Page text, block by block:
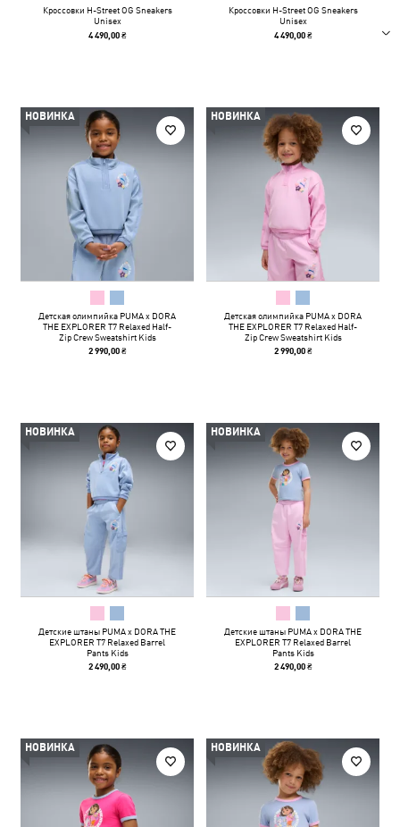
Кроссовки H-Street OG Sneakers
Unisex
4 490,00 ₴
Кроссовки H-Street OG Sneakers
Unisex
4 490,00 ₴
НОВИНКА
Детская олимпийка PUMA x DORA
THE EXPLORER T7 Relaxed Half-
Zip Crew Sweatshirt Kids
2 990,00 ₴
НОВИНКА
Детская олимпийка PUMA x DORA
THE EXPLORER T7 Relaxed Half-
Zip Crew Sweatshirt Kids
2 990,00 ₴
НОВИНКА
Детские штаны PUMA x DORA THE
EXPLORER T7 Relaxed Barrel
Pants Kids
2 490,00 ₴
НОВИНКА
Детские штаны PUMA x DORA THE
EXPLORER T7 Relaxed Barrel
Pants Kids
2 490,00 ₴
НОВИНКА НОВИНКА